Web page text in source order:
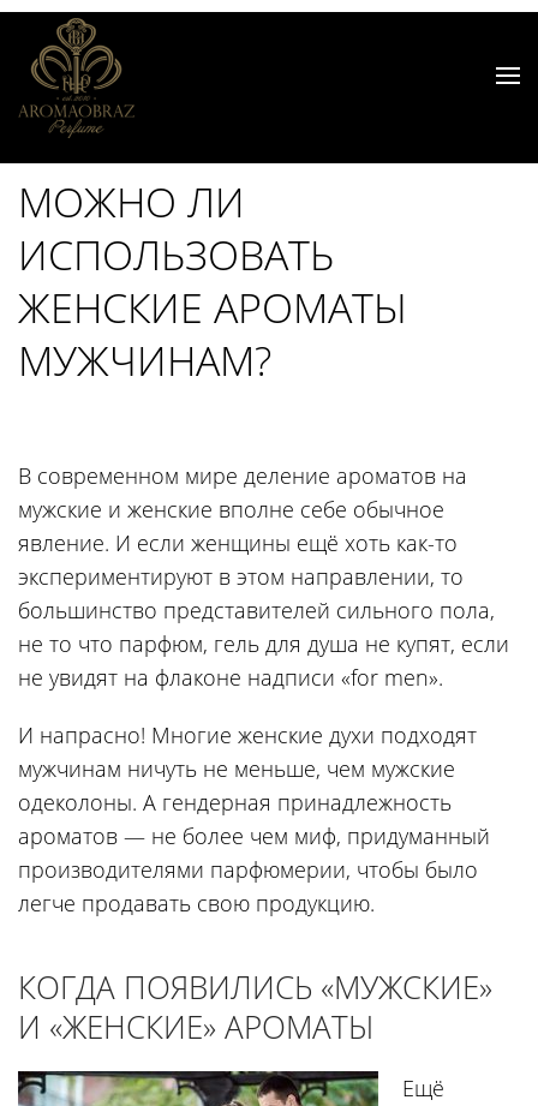
МОЖНО ЛИ
ИСПОЛЬЗОВАТЬ
ЖЕНСКИЕ АРОМАТЫ
МУЖЧИНАМ?
В современном мире деление ароматов на
мужские и женские вполне себе обычное
явление. И если женщины ещё хоть как-то
экспериментируют в этом направлении, то
большинство представителей сильного пола,
не то что парфюм, гель для душа не купят, если
не увидят на флаконе надписи «for men».
И напрасно! Многие женские духи подходят
мужчинам ничуть не меньше, чем мужские
одеколоны. А гендерная принадлежность
ароматов — не более чем миф, придуманный
производителями парфюмерии, чтобы было
легче продавать свою продукцию.
КОГДА ПОЯВИЛИСЬ «МУЖСКИЕ»
И «ЖЕНСКИЕ» АРОМАТЫ
Ещё